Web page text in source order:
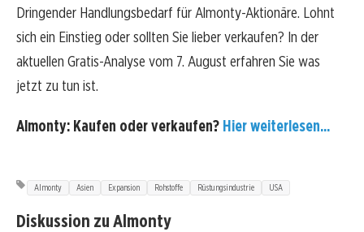
Dringender Handlungsbedarf für Almonty-Aktionäre. Lohnt
sich ein Einstieg oder sollten Sie lieber verkaufen? In der
aktuellen Gratis-Analyse vom 7. August erfahren Sie was
jetzt zu tun ist.
Almonty: Kaufen oder verkaufen? Hier weiterlesen...
Almonty Asien Expansion Rohstoffe Rüstungsindustrie USA
Diskussion zu Almonty